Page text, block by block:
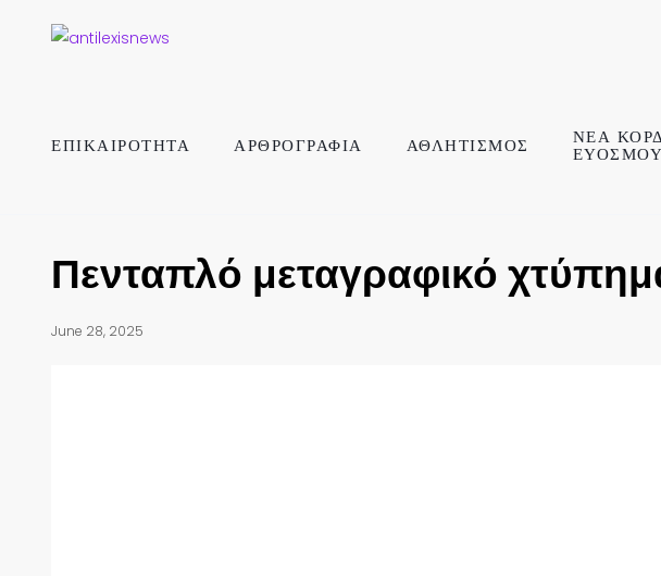
ΕΠΙΚΑΙΡΟΤΗΤΑ ΑΡΘΡΟΓΡΑΦΙΑ ΑΘΛΗΤΙΣΜΟΣ ΝΕΑ
ΕΥΟΣΜΟΥ
Πενταπλό μεταγραφικό
June 28, 2025